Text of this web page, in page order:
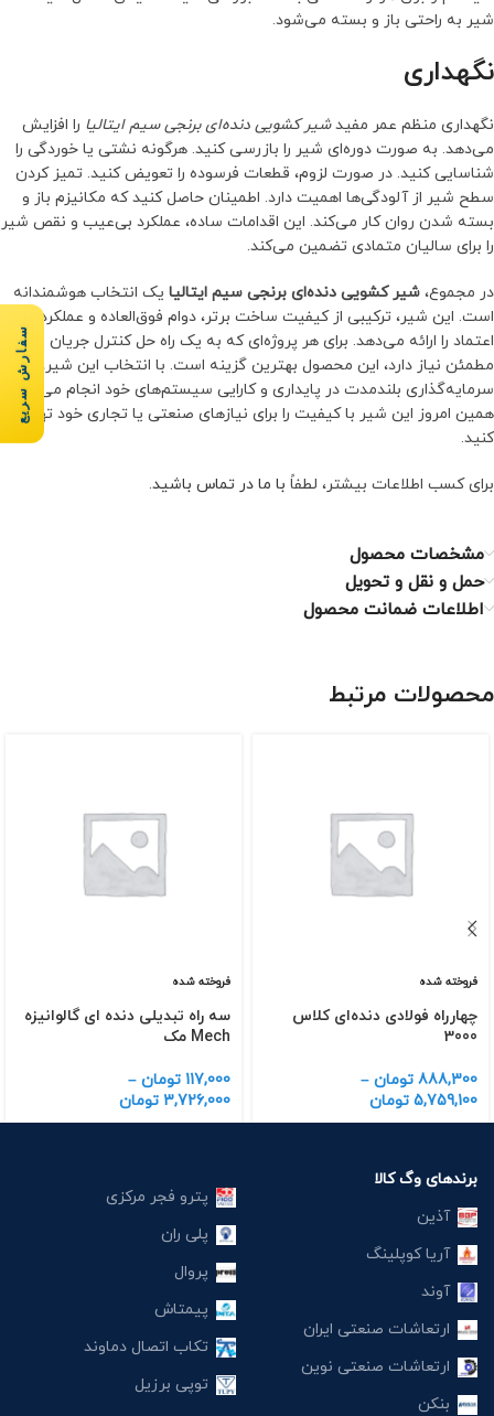
شیر به راحتی باز و بسته می‌شود.
نگهداری
نگهداری منظم عمر مفیدشیر کشویی دنده‌ای برنجی سیم ایتالیا را افزایش
می‌دهد. به صورت دوره‌ای شیر را بازرسی کنید. هرگونه نشتی یا خوردگی را
شناسایی کنید. در صورت لزوم، قطعات فرسوده را تعویض کنید. تمیز کردن
سطح شیر از آلودگی‌ها اهمیت دارد. اطمینان حاصل کنید که مکانیزم باز و
بسته شدن روان کار می‌کند. این اقدامات ساده، عملکرد بی‌عیب و نقص شیر
را برای سالیان متمادی تضمین می‌کند.
در مجموع، شیر کشویی دنده‌ای برنجی سیم ایتالیا یک انتخاب هوشمندانه
است. این شیر، ترکیبی از کیفیت ساخت برتر، دوام فوق‌العاده و عملکرد قابل
اعتماد را ارائه می‌دهد. برای هر پروژه‌ای که به یک راه حل کنترل جریان
مطمئن نیاز دارد، این محصول بهترین گزینه است. با انتخاب این شیر،
سرمایه‌گذاری بلندمدت در پایداری و کارایی سیستم‌های خود انجام می‌دهید.
همین امروز این شیر با کیفیت را برای نیازهای صنعتی یا تجاری خود تهیه
کنید.
برای کسب اطلاعات بیشتر، لطفاً با ما در تماس باشید.
مشخصات محصول
حمل و نقل و تحویل
اطلاعات ضمانت محصول
محصولات مرتبط
فروخته شده
چهارراه فولادی دنده‌ای کلاس
3000
888,300 تومان –
5,759,100 تومان
فروخته شده
سه راه تبدیلی دنده ای گالوانیزه
Mech مک
117,000 تومان –
3,726,000 تومان
برندهای وگ کالا
آذین
آریا کوپلینگ
آوند
ارتعاشات صنعتی ایران
ارتعاشات صنعتی نوین
بنکن
پترو فجر مرکزی
پلی ران
پروال
پیمتاش
تکاب اتصال دماوند
توپی برزیل
سفارش سریع